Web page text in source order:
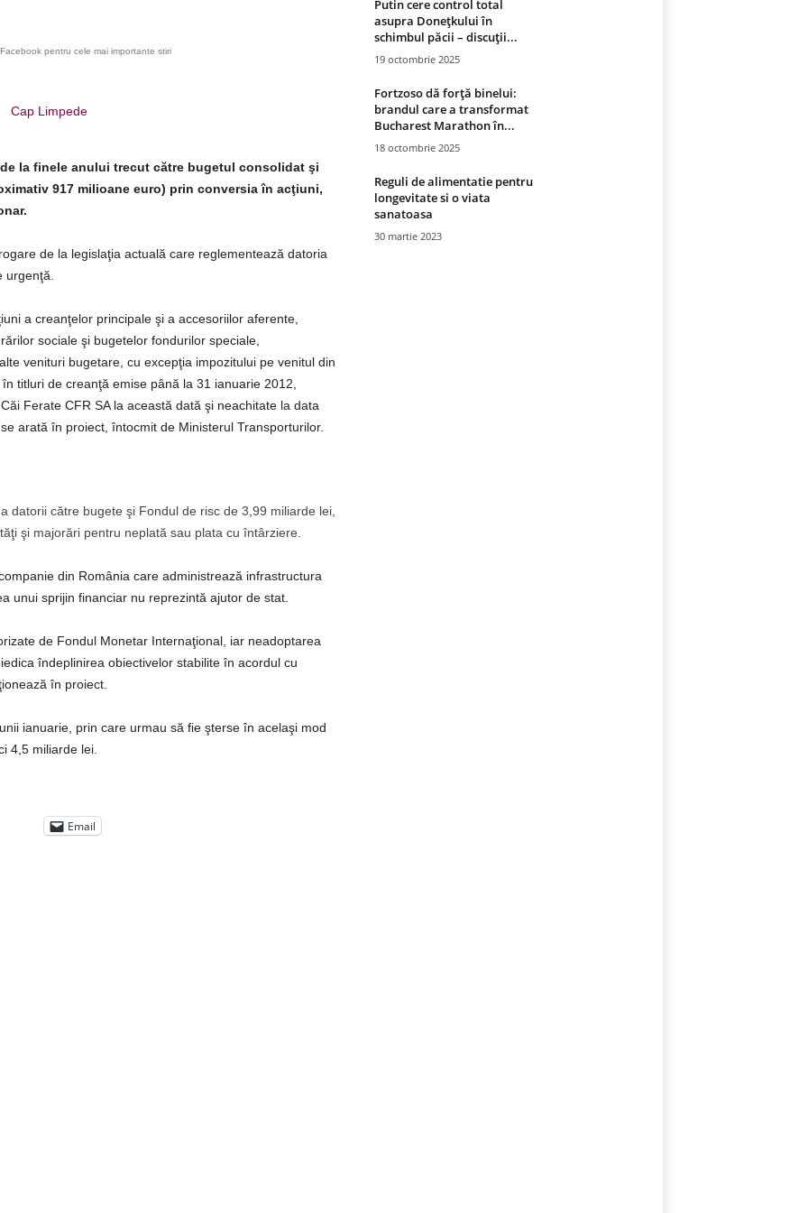
pentru cele mai importante stiri
Cap Limpede
la finele anului trecut către bugetul consolidat şi
917 milioane euro) prin conversia în acţiuni,
de la legislaţia actuală care reglementează datoria
a creanţelor principale şi a accesoriilor aferente,
sociale şi bugetelor fondurilor speciale,
venituri bugetare, cu excepţia impozitului pe venitul din
titluri de creanţă emise până la 31 ianuarie 2012,
Ferate CFR SA la această dată şi neachitate la data
arată în proiect, întocmit de Ministerul Transporturilor.
datorii către bugete şi Fondul de risc de 3,99 miliarde lei,
şi majorări pentru neplată sau plata cu întârziere.
din România care administrează infrastructura
unui sprijin financiar nu reprezintă ajutor de stat.
de Fondul Monetar Internaţional, iar neadoptarea
îndeplinirea obiectivelor stabilite în acordul cu
în proiect.
ianuarie, prin care urmau să fie şterse în acelaşi mod
4,5 miliarde lei.
Email
Putin cere control total
asupra Donețkului în
schimbul păcii – discuții...
19 octombrie 2025
Fortzoso dă forță binelui:
brandul care a transformat
Bucharest Marathon în...
18 octombrie 2025
Reguli de alimentatie pentru
longevitate si o viata
sanatoasa
30 martie 2023